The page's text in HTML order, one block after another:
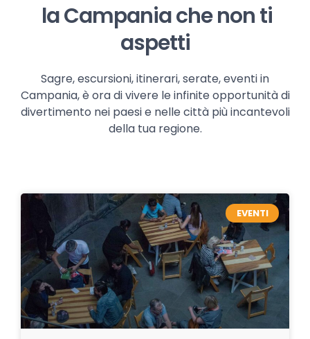
la Campania che non ti
aspetti
Sagre, escursioni, itinerari, serate, eventi in
Campania, è ora di vivere le infinite opportunità di
divertimento nei paesi e nelle città più incantevoli
della tua regione.
EVENTI